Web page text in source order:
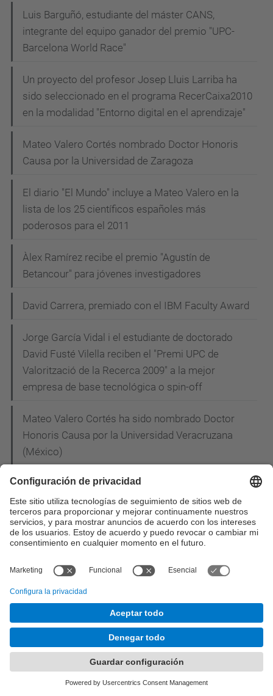
Luis Barguñó, estudiante del máster CANS,
integrante del equipo ganador del premio "UPC-
Barcelona World Race"
Un proyecto del profesor Josep Lluis Larriba ha
sido seleccionado en el programa RecerCaixa2010
en la modalidad "Entorno digital en el aprendizaje"
Mateo Valero Cortés nombrado Doctor Honoris
Causa por la Universidad de Zaragoza
El diario "El Mundo" incluye a Mateo Valero en la
lista de los 25 científicos españoles más
poderosos para el 2011
Àlex Ramírez recibe el premio "Agustín de
Betancour" para jóvenes investigadores
David Carrera, premiado con el IBM Faculty Award
Jorge García Vidal i el estudiante de doctorado
David Fusté Vilella reciben el "Premi UPC de
Valorització de la Recerca 2009" a la mejor
empresa de base tecnológica o spin-off
Mateo Valero Cortés ha sido nombrado Doctor
Honoris Causa por la Universidad Veracruzana
(México)
Mateo Valero Cortés premiado con el "2009 Harry
H. Goode Award"
Antonio González Colás ha recibido un Premio
Nacional de Informática
Profesores del DAC reciben una mención de
calidad en la evaluación de su actividad docente
El diario "El Mundo" incluye a Mateo Valero en la
lista de 25 científicos españoles más influyentes